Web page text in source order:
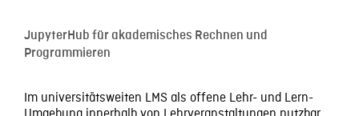
JupyterHub für akademisches Rechnen und
Programmieren
Im universitätsweiten LMS als offene Lehr- und Lern-